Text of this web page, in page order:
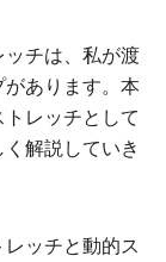
ッチは、私が渡
あります。本
レッチとして
解説していき
ッチと動的ス